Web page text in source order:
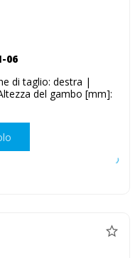
06
di taglio: destra |
del gambo [mm]: